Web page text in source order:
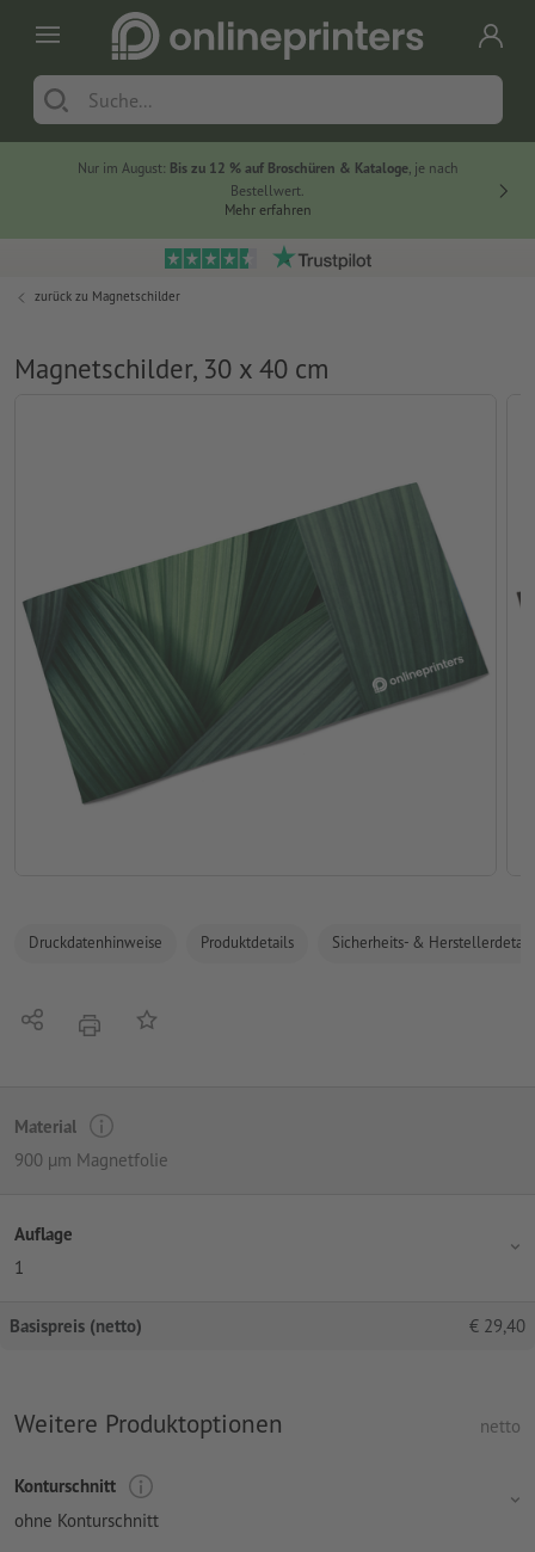
Nur im August: Bis zu 12 % auf Broschüren & Kataloge, je nach
Bestellwert.
Mehr erfahren
zurück zu Magnetschilder
Magnetschilder, 30 x 40 cm
Druckdatenhinweise Produktdetails Sicherheits- &
Teilen DruckenAuf die Merkliste
Material
900 µm Magnetfolie
Auflage
1
Basispreis (netto) € 29,40
Weitere Produktoptionen netto
Konturschnitt
ohne Konturschnitt